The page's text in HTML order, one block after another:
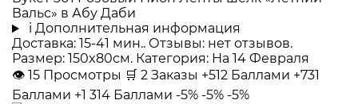
Вальс» в Абу Даби
i Дополнительная информация
Доставка: 15-41 мин.. Отзывы: нет отзывов.
Размер: 150x80см. Категория: На 14 Февраля
👁 15 Просмотры 🛒 2 Заказы +512 Баллами +731
Баллами +1 314 Баллами -5% -5% -5%